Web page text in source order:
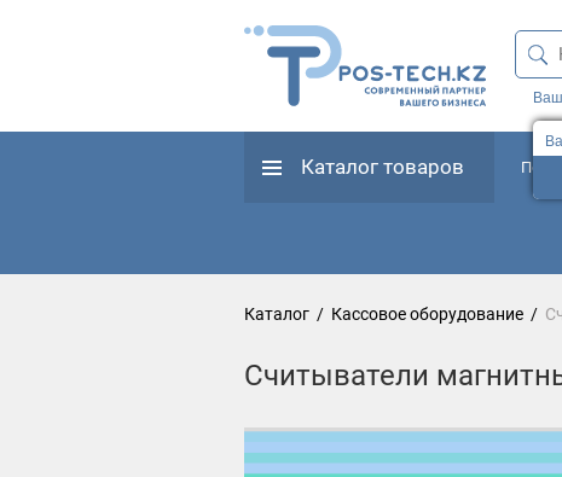
Ваш
Каталог товаров
Каталог / Кассовое оборудование /
Считыватели